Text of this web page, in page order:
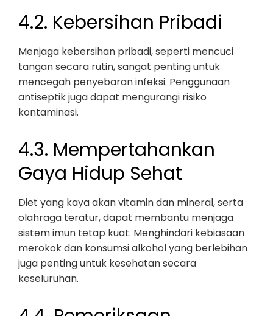
4.2. Kebersihan Pribadi
Menjaga kebersihan pribadi, seperti mencuci
tangan secara rutin, sangat penting untuk
mencegah penyebaran infeksi. Penggunaan
antiseptik juga dapat mengurangi risiko
kontaminasi.
4.3. Mempertahankan
Gaya Hidup Sehat
Diet yang kaya akan vitamin dan mineral, serta
olahraga teratur, dapat membantu menjaga
sistem imun tetap kuat. Menghindari kebiasaan
merokok dan konsumsi alkohol yang berlebihan
juga penting untuk kesehatan secara
keseluruhan.